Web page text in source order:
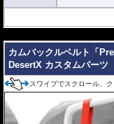
カムバックルベルト「
DesertX カスタムパーツ
スワイプでスクロール、